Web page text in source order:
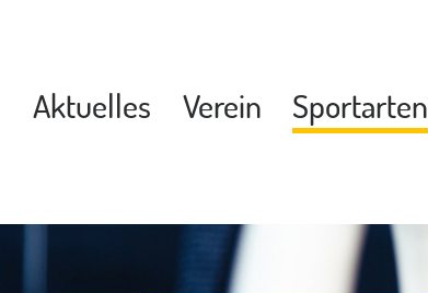
Aktuelles Verein Sportarten